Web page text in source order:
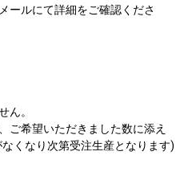
ールにて詳細をご確認くださ
ん。
ご希望いただきました数に添え
くなり次第受注生産となります)